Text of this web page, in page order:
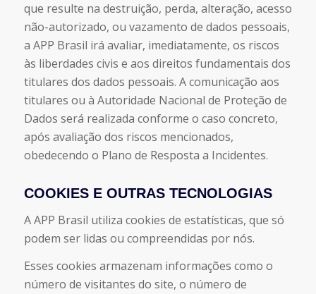
que resulte na destruição, perda, alteração, acesso
não-autorizado, ou vazamento de dados pessoais,
a APP Brasil irá avaliar, imediatamente, os riscos
às liberdades civis e aos direitos fundamentais dos
titulares dos dados pessoais. A comunicação aos
titulares ou à Autoridade Nacional de Proteção de
Dados será realizada conforme o caso concreto,
após avaliação dos riscos mencionados,
obedecendo o Plano de Resposta a Incidentes.
COOKIES E OUTRAS TECNOLOGIAS
A APP Brasil utiliza cookies de estatísticas, que só
podem ser lidas ou compreendidas por nós.
Esses cookies armazenam informações como o
número de visitantes do site, o número de